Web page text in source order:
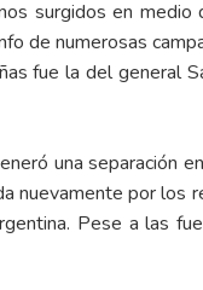
surgidos en medio
de numerosas
fue la del general
una separación
nuevamente por
Pese a las